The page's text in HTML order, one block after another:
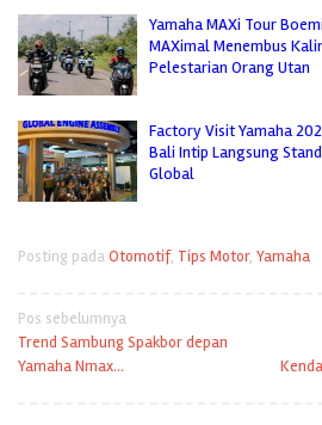
Yamaha MAXi Tour
MAXimal Menembus
Pelestarian Orang Utan
Factory Visit Yamaha
Bali Intip Langsung
Global
Posting padaOtomotif, Tips Motor, Yamaha
Navigasi
pos
Pos sebelumnya
Trend Sambung Spakbor depan
Yamaha Nmax…